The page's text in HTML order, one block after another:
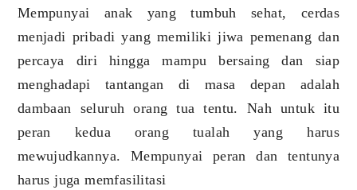
Mempunyai anak yang tumbuh sehat, cerdas
menjadi pribadi yang memiliki jiwa pemenang dan
percaya diri hingga mampu bersaing dan siap
menghadapi tantangan di masa depan adalah
dambaan seluruh orang tua tentu. Nah untuk itu
peran kedua orang tualah yang harus
mewujudkannya. Mempunyai peran dan tentunya
harus juga memfasilitasi